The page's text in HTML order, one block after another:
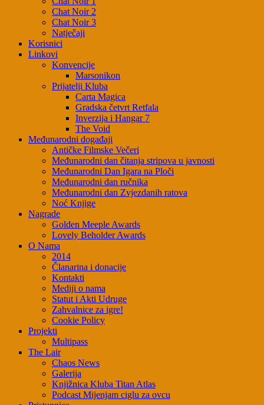
Chat Noir 2
Chat Noir 3
Natječaji
Korisnici
Linkovi
Konvencije
Marsonikon
Prijatelji Kluba
Carta Magica
Gradska četvrt Retfala
Inverzija i Hangar 7
The Void
Međunarodni događaji
Antičke Filmske Večeri
Međunarodni dan čitanja stripova u javnosti
Međunarodni Dan Igara na Ploči
Međunarodni dan ručnika
Međunarodni dan Zvjezdanih ratova
Noć Knjige
Nagrade
Golden Meeple Awards
Lovely Beholder Awards
O Nama
2014
Članarina i donacije
Kontakti
Mediji o nama
Statut i Akti Udruge
Zahvalnice za igre!
Cookie Policy
Projekti
Multipass
The Lair
Chaos News
Galerija
Knjižnica Kluba Titan Atlas
Podcast Mijenjam ciglu za ovcu